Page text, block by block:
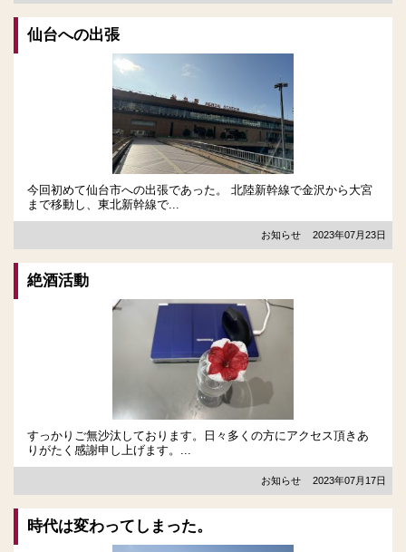
仙台への出張
今回初めて仙台市への出張であった。 北陸新幹線で金沢から大宮
まで移動し、東北新幹線で...
お知らせ 2023年07月23日
絶酒活動
すっかりご無沙汰しております。日々多くの方にアクセス頂きあ
りがたく感謝申し上げます。...
お知らせ 2023年07月17日
時代は変わってしまった。